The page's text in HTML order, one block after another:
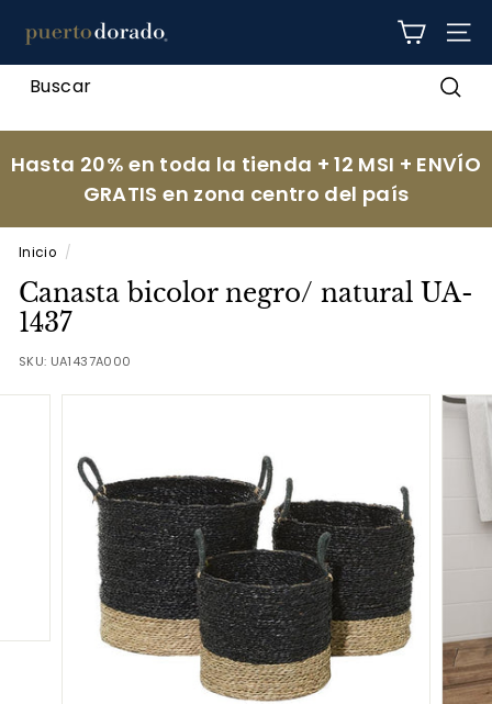
directamente
contenido
p
u
e
r
t
o
r
a
d
o
Hasta 20% en toda la tienda + 12 MSI + ENVÍO
GRATIS en zona centro del país
Inicio /
Canasta bicolor negro/ natural UA-
1437
SKU: UA1437A000